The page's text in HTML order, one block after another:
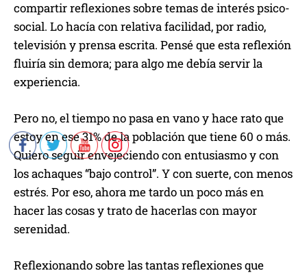
compartir reflexiones sobre temas de interés psico-
social. Lo hacía con relativa facilidad, por radio,
televisión y prensa escrita. Pensé que esta reflexión
fluiría sin demora; para algo me debía servir la
experiencia.
Pero no, el tiempo no pasa en vano y hace rato que
estoy en ese 31% de la población que tiene 60 o más.
Quiero seguir envejeciendo con entusiasmo y con
los achaques “bajo control”. Y con suerte, con menos
estrés. Por eso, ahora me tardo un poco más en
hacer las cosas y trato de hacerlas con mayor
serenidad.
Reflexionando sobre las tantas reflexiones que